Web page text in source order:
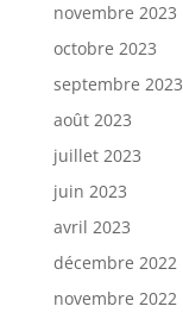
novembre 2023
octobre 2023
septembre 2023
août 2023
juillet 2023
juin 2023
avril 2023
décembre 2022
novembre 2022